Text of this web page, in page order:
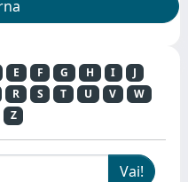
E F G H I
J
R S T U V
W
Z